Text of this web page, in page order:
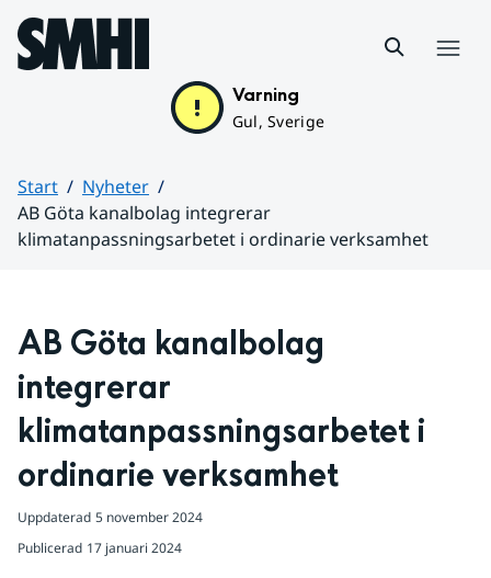
Hoppa till sidans innehåll
Varning
Gul, Sverige
Start
Nyheter
AB Göta kanalbolag integrerar
klimatanpassningsarbetet i ordinarie verksamhet
AB Göta kanalbolag
integrerar
klimatanpassningsarbetet i
ordinarie verksamhet
Uppdaterad 5 november 2024
Publicerad 17 januari 2024